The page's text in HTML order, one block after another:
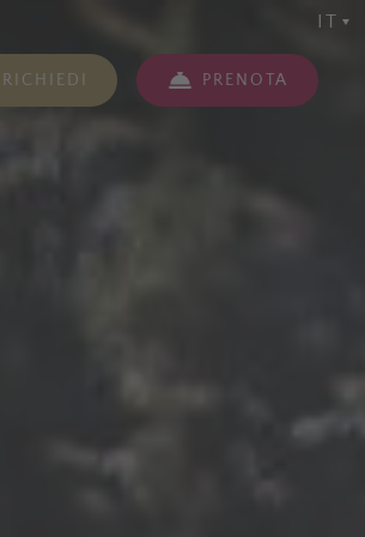
IT
RICHIEDI PRENOTA